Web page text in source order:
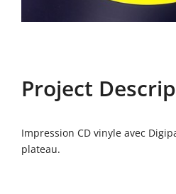
Project
Impression CD vinyle avec
plateau.